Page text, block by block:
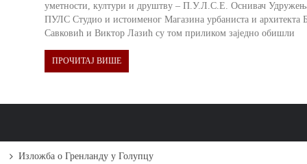
уметности, култури и друштву – П.У.Л.С.Е. Оснивач
ПУЛС Студио и истоименог Магазина урбаниста и архитекта
Савковић и Виктор Лазић су том приликом заједно обишли
ПРОЧИТАЈ ВИШЕ
Изложба о Гренланду у Голупцу